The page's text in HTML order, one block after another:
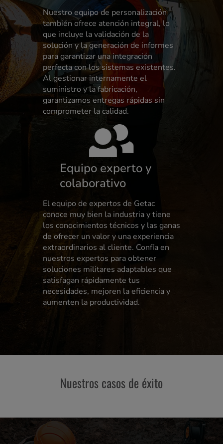
Nuestro equipo de personalización
también ofrece atención integral, lo
que incluye la validación de la
solución y la generación de informes
para garantizar una integración
perfecta con los sistemas existentes.
Al gestionar internamente el
suministro y la fabricación,
garantizamos entregas rápidas sin
comprometer la calidad.
Equipo experto y
colaborativo
El equipo de expertos de Getac
conoce muy bien la industria y tiene
los conocimientos técnicos y las ganas
de ofrecer un valor y una experiencia
extraordinarios al cliente. Confía en
nuestros expertos para obtener
soluciones militares adaptables que
satisfagan rápidamente tus
necesidades, mejoren la eficiencia y
aumenten la productividad.
Nuestros casos de éxito